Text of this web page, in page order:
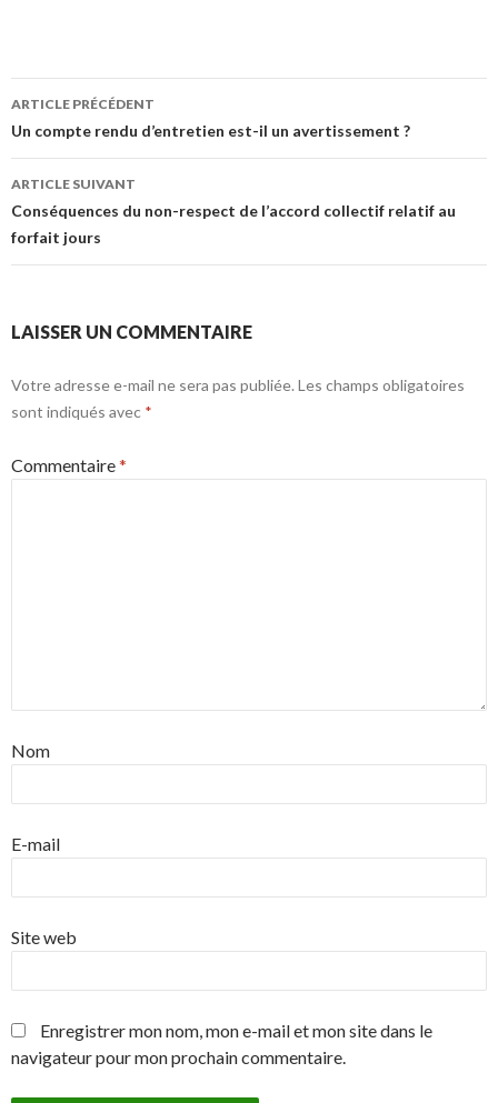
Navigation
des
articles
ARTICLE PRÉCÉDENT
Un compte rendu d’entretien est-il un avertissement ?
ARTICLE SUIVANT
Conséquences du non-respect de l’accord collectif relatif au
forfait jours
LAISSER UN COMMENTAIRE
Votre adresse e-mail ne sera pas publiée. Les champs obligatoires
sont indiqués avec *
Commentaire*
Nom
E-mail
Site web
Enregistrer mon nom, mon e-mail et mon site dans le
navigateur pour mon prochain commentaire.